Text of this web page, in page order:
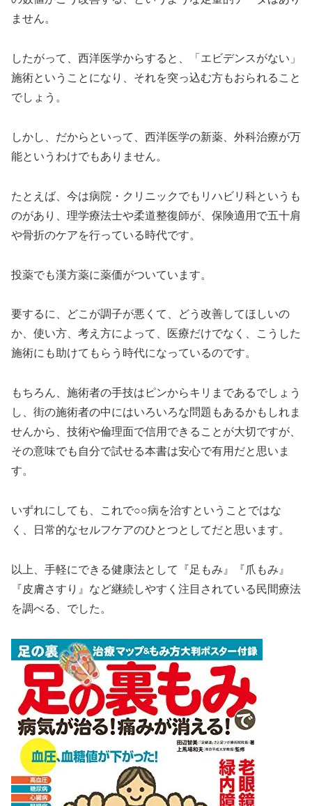
ません。
したがって、西洋医学からすると、「エビデンスがない」
施術ということになり、それを突っ込む方もおられること
でしょう。
しかし、だからといって、西洋医学の新薬、外科治療が万
能というわけでもありません。
たとえば、今は病院・クリニックでもリハビリ科というも
のがあり、理学療法士や柔道整復師が、保険適用で五十肩
や骨折のケアを行っている時代です。
投薬でも漢方薬に薬価がついています。
要するに、どこが調子が悪くて、どう改善してほしいの
か、使い方、考え方によって、医療だけでなく、こうした
施術にも助けてもらう時代になっているのです。
もちろん、施術者の手技はピンからキリまであるでしょう
し、街の施術者の中にはいろいろな問題もあるかもしれま
せんから、技術や倫理面で信用できることが大切ですが、
その意味でも自分で試せる本書は安心で有用だと思いま
す。
いずれにしても、これで○○病を治すということではな
く、日常的なセルフケアのひとつとしてだと思います。
以上、手軽にできる健康法として『足もみ』『爪もみ』
『皮膚さすり』など継続しやすく注目されている民間療法
を調べる、でした。